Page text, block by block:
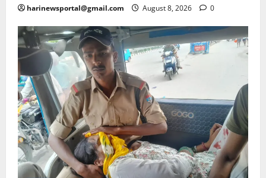
harinewsportal@gmail.com August 8, 2026 0